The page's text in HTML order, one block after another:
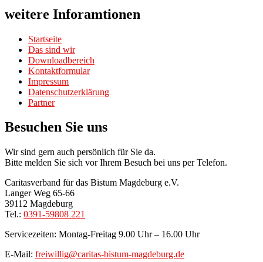
weitere Inforamtionen
Startseite
Das sind wir
Downloadbereich
Kontaktformular
Impressum
Datenschutzerklärung
Partner
Besuchen Sie uns
Wir sind gern auch persönlich für Sie da.
Bitte melden Sie sich vor Ihrem Besuch bei uns per Telefon.
Caritasverband für das Bistum Magdeburg e.V.
Langer Weg 65-66
39112 Magdeburg
Tel.: 0391-59808 221
Servicezeiten: Montag-Freitag 9.00 Uhr – 16.00 Uhr
E-Mail: freiwillig@caritas-bistum-magdeburg.de